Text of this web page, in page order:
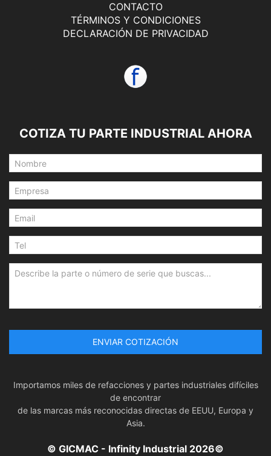
CONTACTO
TÉRMINOS Y CONDICIONES
DECLARACIÓN DE PRIVACIDAD
COTIZA TU PARTE INDUSTRIAL AHORA
ENVIAR COTIZACIÓN
Importamos miles de refacciones y partes industriales difíciles
de encontrar
de las marcas más reconocidas directas de EEUU, Europa y
Asia.
© GICMAC - Infinity Industrial 2026©